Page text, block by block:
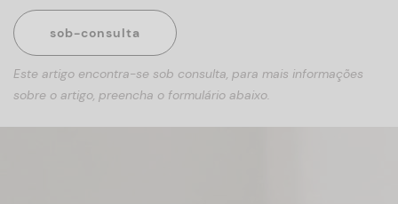
sob-consulta
Este artigo encontra-se sob consulta, para mais informações
sobre o artigo, preencha o formulário abaixo.